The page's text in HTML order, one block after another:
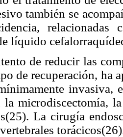
también se
relacionadas
líquido
de reducir las
de recuperación, ha
invasiva,
la microdiscectomía,
La cirugía